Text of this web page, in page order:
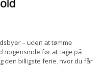
– uden at tømme
nogensinde før at tage på
den billigste ferie, hvor du får